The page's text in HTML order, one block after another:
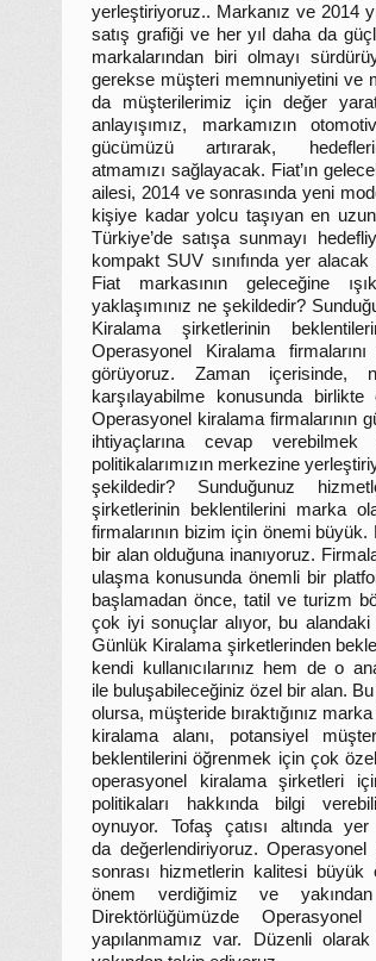
yerleştiriyoruz.. Markanız ve 2014
satış grafiği ve her yıl daha da
markalarından biri olmayı
gerekse müşteri memnuniyetini ve
da müşterilerimiz için değer
anlayışımız, markamızın
gücümüzü artırarak,
atmamızı sağlayacak. Fiat’ın
ailesi, 2014 ve sonrasında yeni
kişiye kadar yolcu taşıyan en uzun
Türkiye’de satışa sunmayı
kompakt SUV sınıfında yer
Fiat markasının geleceğine
yaklaşımınız ne şekildedir?
Kiralama şirketlerinin
Operasyonel Kiralama
görüyoruz. Zaman içerisinde,
karşılayabilme konusunda
Operasyonel kiralama firmalarının
ihtiyaçlarına cevap
politikalarımızın merkezine
şekildedir? Sunduğunuz
şirketlerinin beklentilerini marka
firmalarının bizim için önemi
bir alan olduğuna inanıyoruz.
ulaşma konusunda önemli bir
başlamadan önce, tatil ve turizm
çok iyi sonuçlar alıyor, bu alandaki
Günlük Kiralama şirketlerinden
kendi kullanıcılarınız hem de o
ile buluşabileceğiniz özel bir alan.
olursa, müşteride bıraktığınız
kiralama alanı, potansiyel
beklentilerini öğrenmek için çok
operasyonel kiralama şirketleri
politikaları hakkında bilgi
oynuyor. Tofaş çatısı altında
da değerlendiriyoruz.
sonrası hizmetlerin kalitesi büyük
önem verdiğimiz ve
Direktörlüğümüzde
yapılanmamız var. Düzenli